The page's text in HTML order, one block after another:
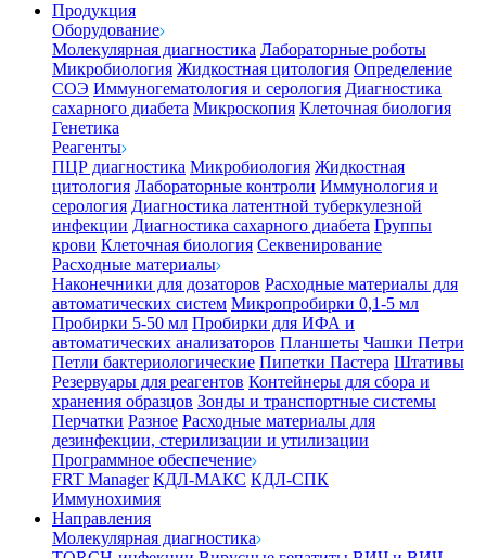
Продукция
Оборудование
Молекулярная диагностика Лабораторные роботы
Микробиология Жидкостная цитология Определение
СОЭ Иммуногематология и серология Диагностика
сахарного диабета Микроскопия Клеточная биология
Генетика
Реагенты
ПЦР диагностика Микробиология Жидкостная
цитология Лабораторные контроли Иммунология и
серология Диагностика латентной туберкулезной
инфекции Диагностика сахарного диабета Группы
крови Клеточная биология Секвенирование
Расходные материалы
Наконечники для дозаторов Расходные материалы для
автоматических систем Микропробирки 0,1-5 мл
Пробирки 5-50 мл Пробирки для ИФА и
автоматических анализаторов Планшеты Чашки Петри
Петли бактериологические Пипетки Пастера Штативы
Резервуары для реагентов Контейнеры для сбора и
хранения образцов Зонды и транспортные системы
Перчатки Разное Расходные материалы для
дезинфекции, стерилизации и утилизации
Программное обеспечение
FRT Manager КДЛ-МАКС КДЛ-СПК
Иммунохимия
Направления
Молекулярная диагностика